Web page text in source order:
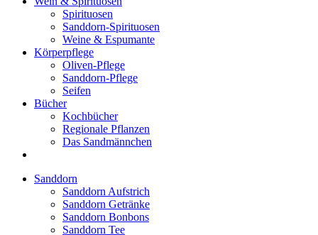
Spirituosen
Sanddorn-Spirituosen
Weine & Espumante
Körperpflege
Oliven-Pflege
Sanddorn-Pflege
Seifen
Bücher
Kochbücher
Regionale Pflanzen
Das Sandmännchen
Sanddorn
Sanddorn Aufstrich
Sanddorn Getränke
Sanddorn Bonbons
Sanddorn Tee